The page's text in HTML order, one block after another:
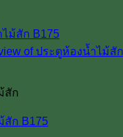
สัก
สัก B175